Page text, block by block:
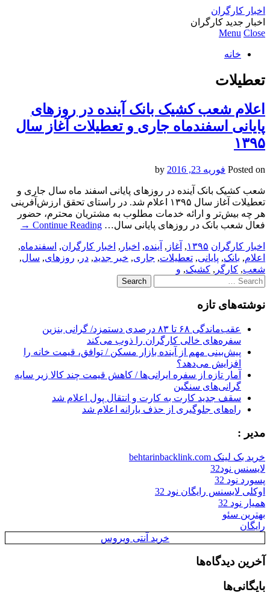
اخبار کارگران
اخبار جدید کارگران
Menu Close
خانه
تعطیلات
اعلام شعب کشیک بانک آینده در روزهای
پایانی اسفندماه جاری و تعطیلات آغاز سال
۱۳۹۵
Posted on فوریه 23, 2016
شعب کشیک بانک آینده در روزهای پایانی اسفند ماه سال جاری و
تعطیلات آغاز سال ۱۳۹۵ اعلام شد. در راستای تحقق ارزش‌آفرینی
هر چه بیش‌تر و ارائه خدمات مطلوب به مشتریان محترم، حضور
فعال شعب بانک در روزهای پایانی سال… Continue Reading
→
اخبار کارگران ۱۳۹۵, آغاز , آینده, اخبار , اخبار کارگران, اسفندماه,
اعلام, بانک, پایانی, تعطیلات, جاری, خبر جدید, در , روزهای, سال,
شعب, کارگر , کشیک, و
Search
for:
نوشته‌های تازه
عقب‌ماندگی ۶۸ تا ۸۳ درصدی دستمزد/ گرانی بنزین
سفره‌های خالی کارگران را ذوب می‌کند
پیش‌بینی مهم از آینده بازار مسکن / توافق، قیمت خانه را
افزایش می‌دهد؟
آمار تازه از سفره ایرانی‌ها / کاهش قیمت چند کالا زیر سایه
گرانی‌های سنگین
سقف جدید کارت به کارت و انتقال پول اعلام شد
راه‌های جلوگیری از حذف یارانه اعلام شد
مدیر :
خرید بک لینک behtarinbacklink.com
لایسنس نود32
پسورد نود 32
اوکلی لایسنس رایگان نود 32
همیار نود 32
بهترین سئو
رایگان
خرید آنتی ویروس
آخرین دیدگاه‌ها
بایگانی‌ها